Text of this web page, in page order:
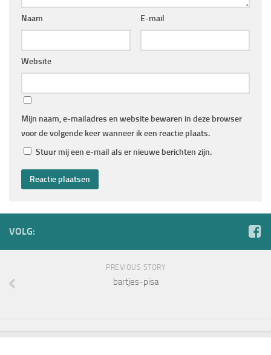
Naam E-mail
Website
Mijn naam, e-mailadres en website bewaren in deze browser
voor de volgende keer wanneer ik een reactie plaats.
Stuur mij een e-mail als er nieuwe berichten zijn.
VOLG:
PREVIOUS STORY
bartjes-pisa